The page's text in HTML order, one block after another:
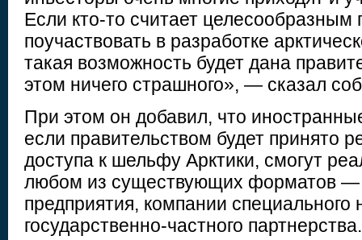
Если кто-то считает целесообразным
поучаствовать в разработке
такая возможность будет дана
этом ничего страшного», — сказал
При этом он добавил, что
если правительством будет принято
доступа к шельфу Арктики, смогут
любом из существующих форматов —
предприятия, компании специального
государственно-частного партнерства.